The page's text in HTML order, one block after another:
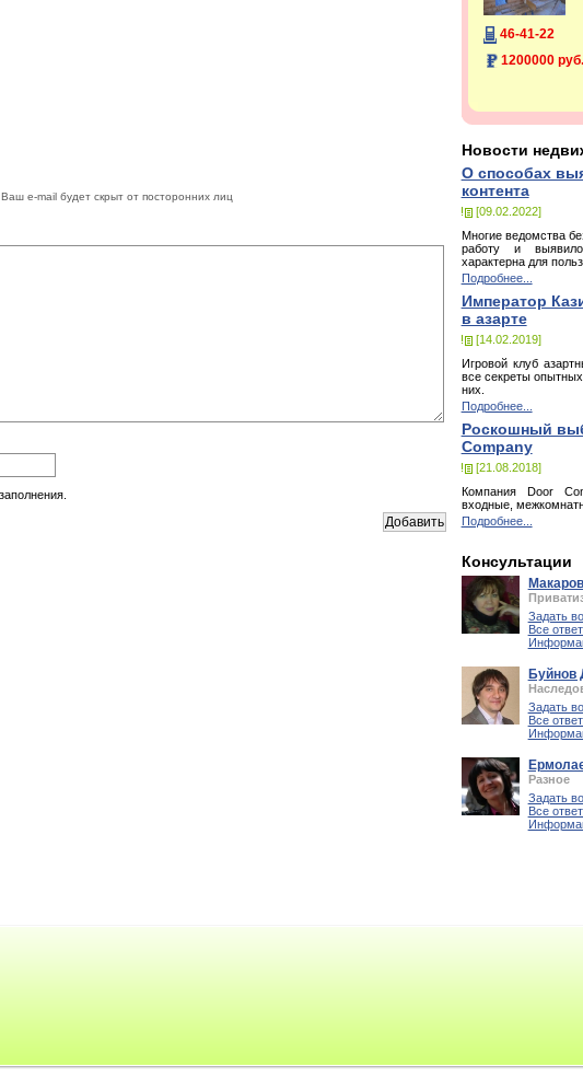
Ваш e-mail будет скрыт от посторонних лиц
46-41-22
1200000 руб.
Новости
О способах
контента
[09.02.2022]
Многие ведомства
работу и
характерна для
Подробнее...
Император
в азарте
[14.02.2019]
Игровой клуб
все секреты
них.
Подробнее...
Роскошный
Company
[21.08.2018]
Компания Door
входные,
Подробнее...
Консультации
Задать
Все
Буйнов
Задать
Все
Разное
Задать
Все